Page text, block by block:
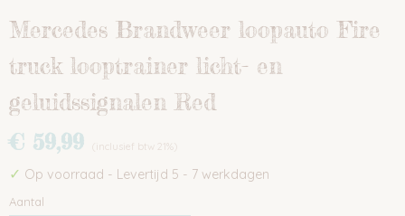
Mercedes Brandweer loopauto Fire
truck looptrainer licht- en
geluidssignalen Red
€ 59,99 (inclusief btw 21%)
✓ Op voorraad - Levertijd 5 - 7 werkdagen
Aantal